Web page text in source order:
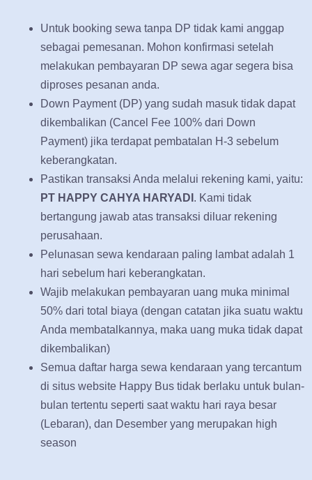
Untuk booking sewa tanpa DP tidak kami anggap
sebagai pemesanan. Mohon konfirmasi setelah
melakukan pembayaran DP sewa agar segera bisa
diproses pesanan anda.
Down Payment (DP) yang sudah masuk tidak dapat
dikembalikan (Cancel Fee 100% dari Down
Payment) jika terdapat pembatalan H-3 sebelum
keberangkatan.
Pastikan transaksi Anda melalui rekening kami, yaitu:
PT HAPPY CAHYA HARYADI . Kami tidak
bertangung jawab atas transaksi diluar rekening
perusahaan.
Pelunasan sewa kendaraan paling lambat adalah 1
hari sebelum hari keberangkatan.
Wajib melakukan pembayaran uang muka minimal
50% dari total biaya (dengan catatan jika suatu waktu
Anda membatalkannya, maka uang muka tidak dapat
dikembalikan)
Semua daftar harga sewa kendaraan yang tercantum
di situs website Happy Bus tidak berlaku untuk bulan-
bulan tertentu seperti saat waktu hari raya besar
(Lebaran), dan Desember yang merupakan high
season